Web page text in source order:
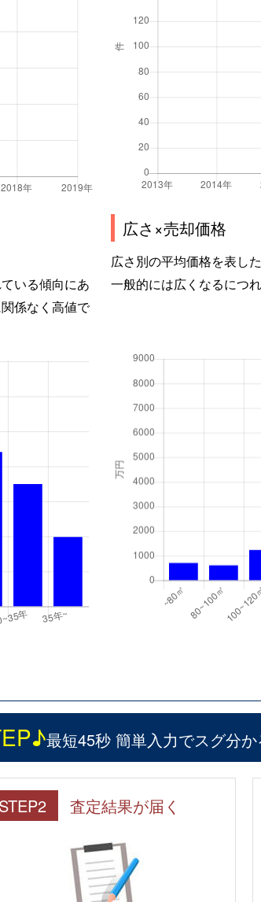
いる傾向にあ
係なく高値で
広さ×売却価格
広さ別の平均価格を表し
一般的には広くなるにつ
最短45秒 簡単入力でスグ分か
STEP2 査定結果が届く